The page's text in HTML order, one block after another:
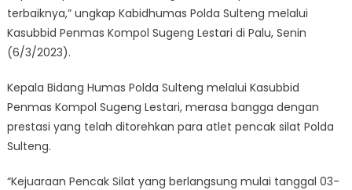
terbaiknya,” ungkap Kabidhumas Polda Sulteng melalui
Kasubbid Penmas Kompol Sugeng Lestari di Palu, Senin
(6/3/2023).
Kepala Bidang Humas Polda Sulteng melalui Kasubbid
Penmas Kompol Sugeng Lestari, merasa bangga dengan
prestasi yang telah ditorehkan para atlet pencak silat Polda
Sulteng.
“Kejuaraan Pencak Silat yang berlangsung mulai tanggal 03-